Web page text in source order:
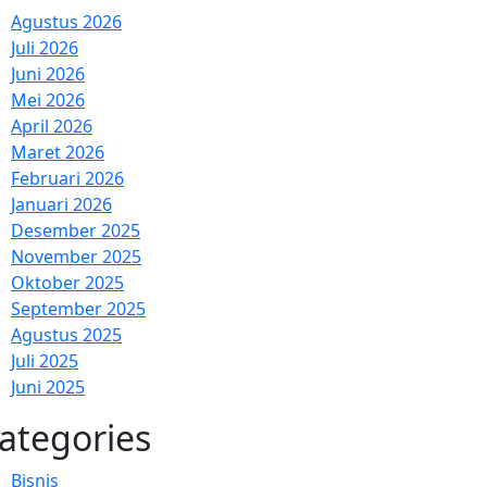
Agustus 2026
Juli 2026
Juni 2026
Mei 2026
April 2026
Maret 2026
Februari 2026
Januari 2026
Desember 2025
November 2025
Oktober 2025
September 2025
Agustus 2025
Juli 2025
Juni 2025
Bisnis